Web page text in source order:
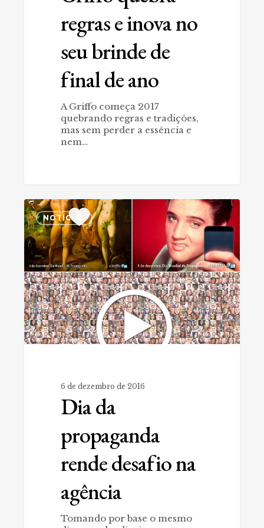
regras e inova no
seu brinde de
final de ano
A Griffo começa 2017
quebrando regras e tradições,
mas sem perder a essência e
nem…
Dia
da
propaganda
rende
desafio
na
agência
NOTÍCIAS
6 de dezembro de 2016
Dia da
propaganda
rende desafio na
agência
Tomando por base o mesmo
0